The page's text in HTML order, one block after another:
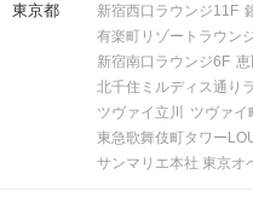
東京都 新宿西口ラウンジ11F
有楽町リゾートラウン
新宿南口ラウンジ6F 恵
北千住ミルディス通り
ツヴァイ立川
ツヴァイ
東急歌舞伎町タワー
サンマリエ本社 東京オ